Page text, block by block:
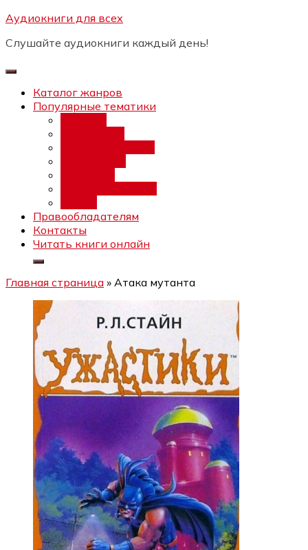
Перейти
содержимому
Аудиокниги для всех
Слушайте аудиокниги каждый день!
Каталог жанров
Популярные тематики
Правообладателям
Контакты
Читать книги онлайн
Главная страница » Атака мутанта
Бесплатный интенсив:
каналов"